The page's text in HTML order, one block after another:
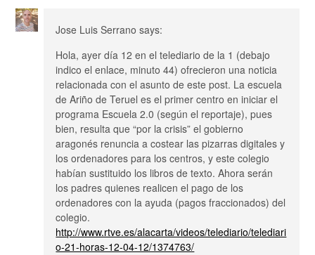
Jose Luis Serrano says:
Hola, ayer día 12 en el telediario de la 1 (debajo
indico el enlace, minuto 44) ofrecieron una noticia
relacionada con el asunto de este post. La escuela
de Ariño de Teruel es el primer centro en iniciar el
programa Escuela 2.0 (según el reportaje), pues
bien, resulta que “por la crisis” el gobierno
aragonés renuncia a costear las pizarras digitales y
los ordenadores para los centros, y este colegio
habían sustituido los libros de texto. Ahora serán
los padres quienes realicen el pago de los
ordenadores con la ayuda (pagos fraccionados) del
colegio.
http://www.rtve.es/alacarta/videos/telediario/telediari
o-21-horas-12-04-12/1374763/